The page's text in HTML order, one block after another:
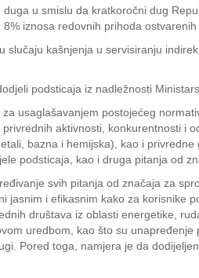
u smislu da kratkoročni dug
iznosa redovnih prihoda
slučaju kašnjenja u servisiranju
podsticaja iz nadležnosti
usaglašavanjem postojećeg
aktivnosti, konkurentnosti i
bazna i hemijska), kao i
podsticaja, kao i druga pitanja od
svih pitanja od značaja za
jasnim i efikasnim kako za korisnike
društava iz oblasti energetike,
uredbom, kao što su
Pored toga, namjera je da